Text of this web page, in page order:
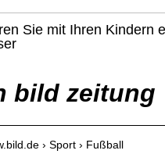
Sie mit Ihren Kindern
bild zeitung
› Sport › Fußball